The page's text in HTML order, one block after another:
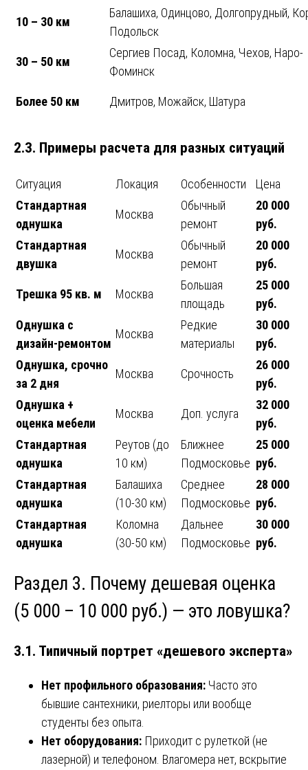
10 – 30 км
Балашиха, Одинцово, Долгопрудный,
Подольск
30 – 50 км
Сергиев Посад, Коломна, Чехов, Наро-
Фоминск
Более 50 км Дмитров, Можайск, Шатура
2.3. Примеры расчета для разных ситуаций
Ситуация Локация Особенности
Цена
Стандартная
однушка
Москва
Обычный
ремонт
20 000
руб.
Стандартная
двушка
Москва
Обычный
ремонт
20 000
руб.
Трешка 95 кв. м Москва
Большая
площадь
25 000
руб.
Однушка с
дизайн-ремонтом
Москва
Редкие
материалы
30 000
руб.
Однушка, срочно
за 2 дня
Москва Срочность
26 000
руб.
Однушка +
оценка мебели
Москва Доп. услуга
32 000
руб.
Стандартная
однушка
Реутов (до
10 км)
Ближнее
Подмосковье
25 000
руб.
Стандартная
однушка
Балашиха
(10-30 км)
Среднее
Подмосковье
28 000
руб.
Стандартная
однушка
Коломна
(30-50 км)
Дальнее
Подмосковье
30 000
руб.
Раздел 3. Почему дешевая оценка
(5 000 – 10 000 руб.) — это ловушка?
3.1. Типичный портрет «дешевого эксперта»
Нет профильного образования: Часто это
бывшие сантехники, риелторы или вообще
студенты без опыта.
Нет оборудования: Приходит с рулеткой (не
лазерной) и телефоном. Влагомера нет, вскрытие